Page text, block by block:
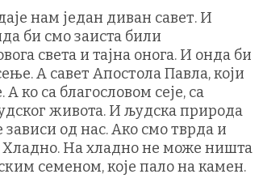
нам један диван савет. И
би смо заиста били
света и тајна онога. И онда би
А савет Апостола Павла, који
ко са благословом сеје, са
живота. И људска природа
од нас. Ако смо тврда и
Хладно. На хладно не може ништа
семеном, које пало на камен.